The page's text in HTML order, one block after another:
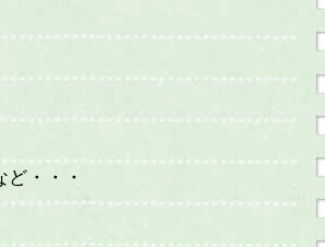
ど・・・